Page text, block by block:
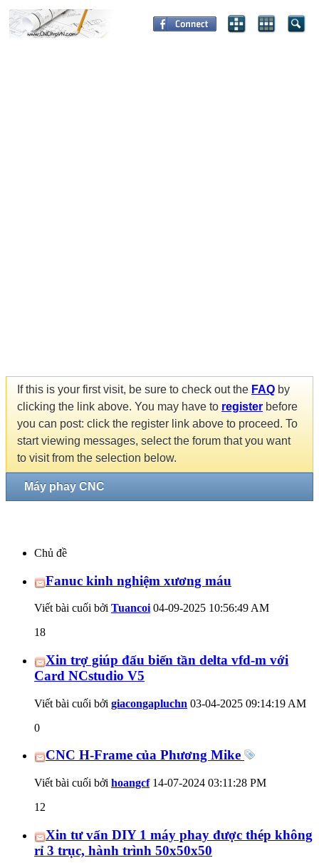
If this is your first visit, be sure to check out the FAQ by
clicking the link above. You may have to register before
you can post: click the register link above to proceed. To
start viewing messages, select the forum that you want
to visit from the selection below.
Máy phay CNC
Chủ đề
Fanuc kinh nghiệm xương máu
Viết bài cuối bởi Tuancoi 04-09-2025 10:56:49 AM
18
Xin trợ giúp đấu biến tần delta vfd-m với
Card NCstudio V5
Viết bài cuối bởi giacongapluchn 03-04-2025 09:14:19 AM
0
CNC H-Frame của Phương Mike
Viết bài cuối bởi hoangcf14-07-2024 03:11:28 PM
12
Xin tư vấn DIY 1 máy phay được thép không
rỉ 3 trục, hành trình 50x50x50